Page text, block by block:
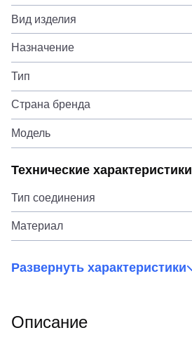
Вид изделия
Назначение
Тип
Страна бренда
Модель
Технические характеристики
Тип соединения
Материал
Развернуть характеристики
Описание